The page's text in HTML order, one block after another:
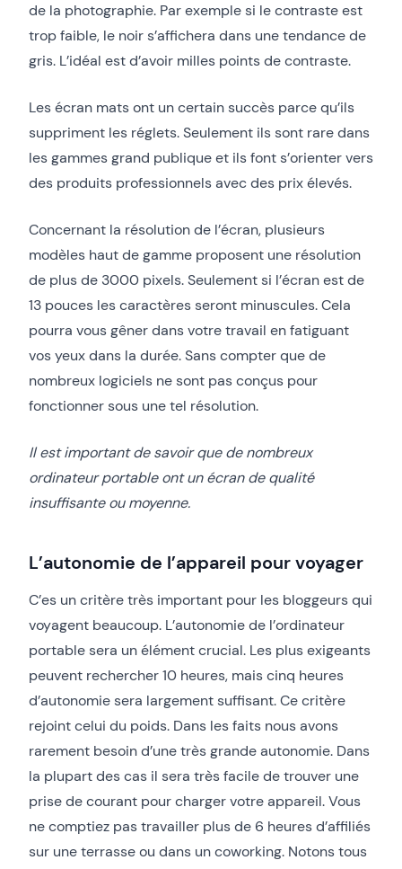
de la photographie. Par exemple si le contraste est
trop faible, le noir s’affichera dans une tendance de
gris. L’idéal est d’avoir milles points de contraste.
Les écran mats ont un certain succès parce qu’ils
suppriment les réglets. Seulement ils sont rare dans
les gammes grand publique et ils font s’orienter vers
des produits professionnels avec des prix élevés.
Concernant la résolution de l’écran, plusieurs
modèles haut de gamme proposent une résolution
de plus de 3000 pixels. Seulement si l’écran est de
13 pouces les caractères seront minuscules. Cela
pourra vous gêner dans votre travail en fatiguant
vos yeux dans la durée. Sans compter que de
nombreux logiciels ne sont pas conçus pour
fonctionner sous une tel résolution.
Il est important de savoir que de nombreux
ordinateur portable ont un écran de qualité
insuffisante ou moyenne.
L’autonomie de l’appareil pour voyager
C’es un critère très important pour les bloggeurs qui
voyagent beaucoup. L’autonomie de l’ordinateur
portable sera un élément crucial. Les plus exigeants
peuvent rechercher 10 heures, mais cinq heures
d’autonomie sera largement suffisant. Ce critère
rejoint celui du poids. Dans les faits nous avons
rarement besoin d’une très grande autonomie. Dans
la plupart des cas il sera très facile de trouver une
prise de courant pour charger votre appareil. Vous
ne comptiez pas travailler plus de 6 heures d’affiliés
sur une terrasse ou dans un coworking. Notons tous